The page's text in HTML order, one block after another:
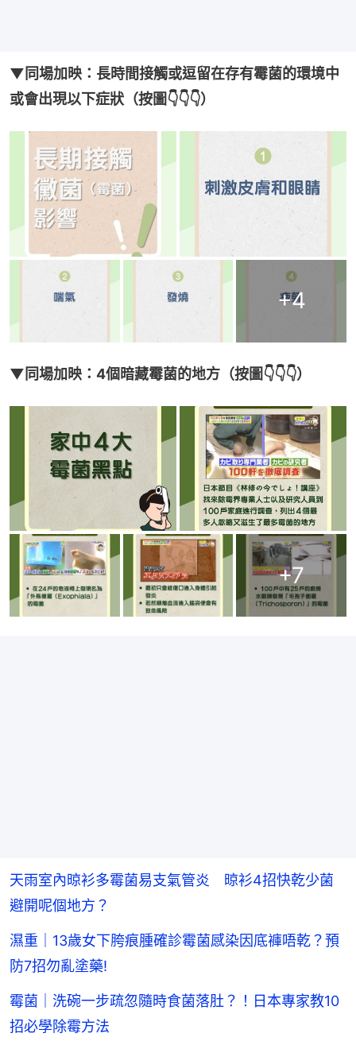
▼同場加映：長時間接觸或逗留在存有霉菌的環境中
或會出現以下症狀（按圖👇👇👇）
+4
▼同場加映：4個暗藏霉菌的地方（按圖👇👇👇）
+7
天雨室內晾衫多霉菌易支氣管炎 晾衫4招快乾少菌
避開呢個地方？
濕重｜13歲女下胯痕腫確診霉菌感染因底褲唔乾？預
防7招勿亂塗藥!
霉菌｜洗碗一步疏忽隨時食菌落肚？！日本專家教10
招必學除霉方法